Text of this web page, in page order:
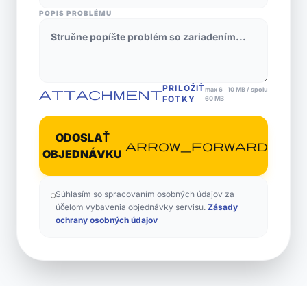
POPIS PROBLÉMU
attachmentPRILOŽIŤ
FOTKY
max 6 · 10 MB / spolu
60 MB
ODOSLAŤ
OBJEDNÁVKU
arrow_forward
Súhlasím so spracovaním osobných údajov za
účelom vybavenia objednávky servisu. Zásady
ochrany osobných údajov